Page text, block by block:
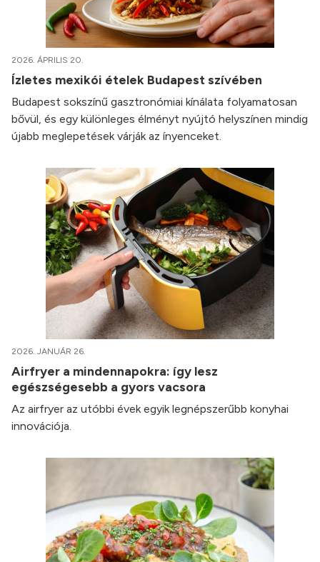
2026. ÁPRILIS 20.
Ízletes mexikói ételek Budapest szívében
Budapest sokszínű gasztronómiai kínálata folyamatosan
bővül, és egy különleges élményt nyújtó helyszínen mindig
újabb meglepetések várják az ínyenceket.
2026. JANUÁR 26.
Airfryer a mindennapokra: így lesz
egészségesebb a gyors vacsora
Az airfryer az utóbbi évek egyik legnépszerűbb konyhai
innovációja.